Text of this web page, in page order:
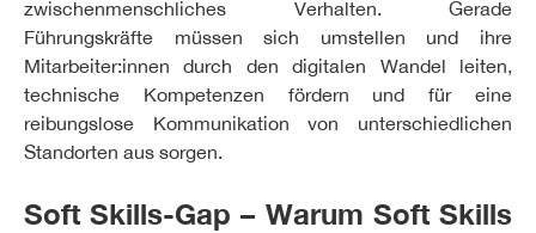
zwischenmenschliches Verhalten. Gerade
Führungskräfte müssen sich umstellen und ihre
Mitarbeiter:innen durch den digitalen Wandel leiten,
technische Kompetenzen fördern und für eine
reibungslose Kommunikation von unterschiedlichen
Standorten aus sorgen.
Soft Skills-Gap – Warum Soft Skills